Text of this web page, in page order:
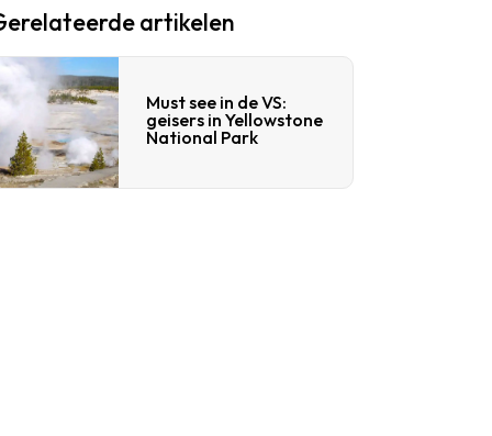
artikelen
Must see in de VS:
geisers in Yellowstone
National Park